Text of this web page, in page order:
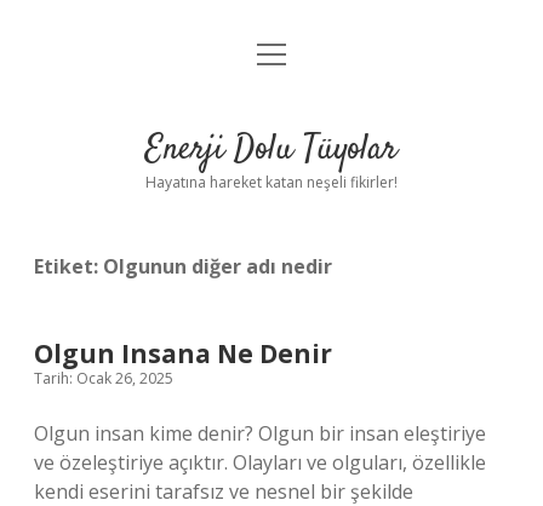
Anasayfa
Yasal Uyarı
menüyü
Enerji Dolu Tüyolar
Hayatına hareket katan neşeli fikirler!
Etiket: Olgunun diğer adı nedir
Olgun Insana Ne Denir
Tarih: Ocak 26, 2025
Olgun insan kime denir? Olgun bir insan eleştiriye
ve özeleştiriye açıktır. Olayları ve olguları, özellikle
kendi eserini tarafsız ve nesnel bir şekilde